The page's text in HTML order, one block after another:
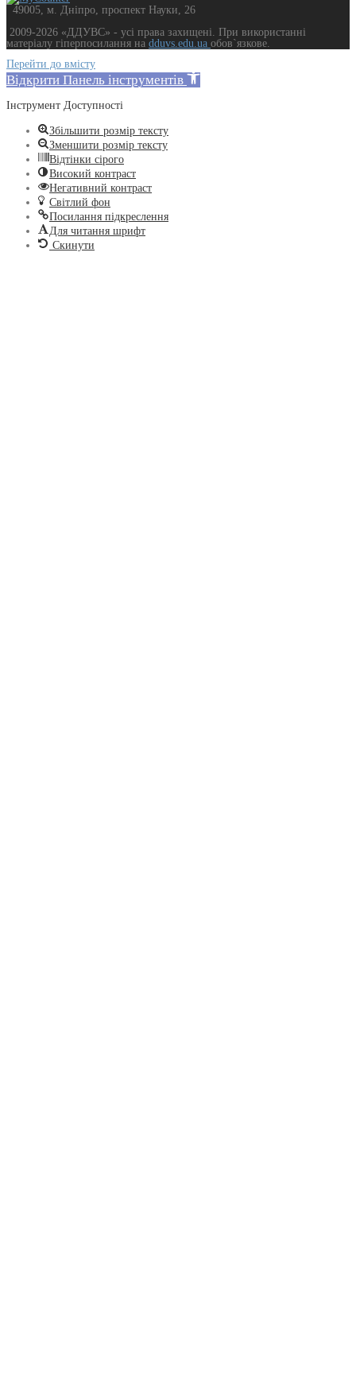
49005, м. Дніпро, проспект Науки, 26
2009-2026 «ДДУВС» - усi права захищенi. При використанні
матеріалу гіперпосилання на dduvs.edu.ua обов`язкове.
Перейти до вмісту
Відкрити Панель інструментів
Інструмент Доступності
Збільшити розмір тексту
Зменшити розмір тексту
Відтінки сірого
Високий контраст
Негативний контраст
Світлий фон
Посилання підкреслення
Для читання шрифт
Скинути